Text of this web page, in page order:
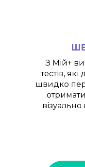
З Мій+
тестів,
швидко